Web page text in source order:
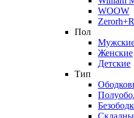
WOOW
Пол
Женские
Детские
Тип